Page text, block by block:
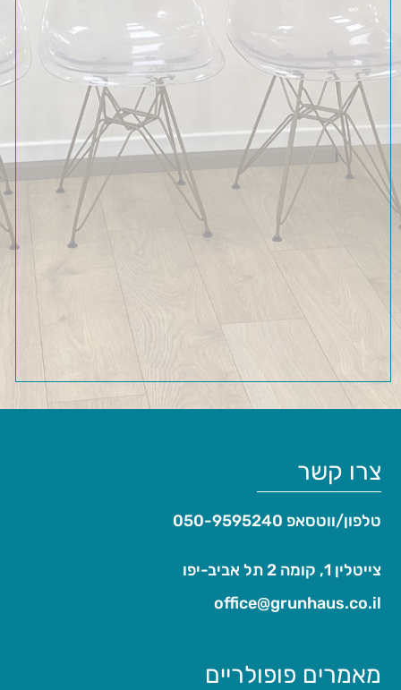
צרו קשר
טלפון/ווטסאפ 050-9595240
צייטלין 1, קומה 2 תל אביב-יפו
office@grunhaus.co.il‏
מאמרים פופולריים